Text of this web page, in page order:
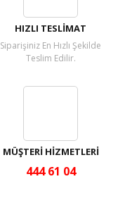
HIZLI TESLİMAT
Siparişiniz En Hızlı Şekilde
Teslim Edilir.
MÜŞTERİ HİZMETLERİ
444 61 04